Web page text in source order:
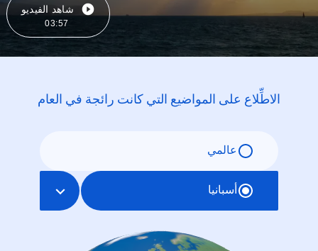
شاهد الفيديو
03:57
الاطِّلاع على المواضيع التي كانت رائجة في العام
عالمي
أسبانيا